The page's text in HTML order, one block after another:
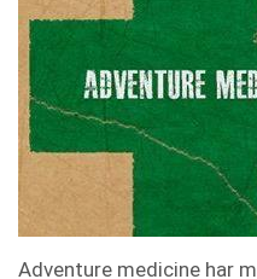
Adventure medicine har